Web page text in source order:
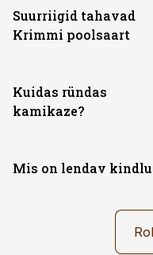
Suurriigid tahavad
Krimmi poolsaart
Kuidas ründas
kamikaze?
Mis on lendav